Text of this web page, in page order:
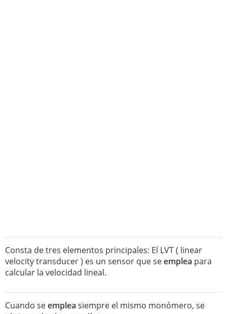
Consta de tres elementos principales: El LVT ( linear
velocity transducer ) es un sensor que seemplea para
calcular la velocidad lineal.
Cuando seemplea siempre el mismo monómero, se